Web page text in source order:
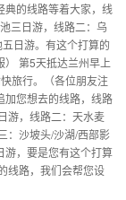
典的线路等着大家，线
三日游，线路二：乌
日游。有这个打算的
） 第5天抵达兰州早上
旅行。（各位朋友注
加您想去的线路，线路
游，线路二：天水麦
：沙坡头/沙湖/西部影
游，要是您有这个打算
线路，我们会帮您设